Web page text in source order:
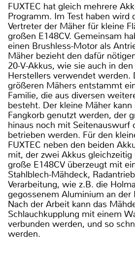
FUXTEC hat gleich mehrere
Programm. Im Test haben wird
Vertreter der Mäher für kleine
großen E148CV. Gemeinsam
einen Brushless-Motor als
Mäher bezieht den dafür
20-V-Akkus, wie sie auch in
Herstellers verwendet werden.
größeren Mähers entstammt
Familie, die aus diversen
besteht. Der kleine Mäher
Fangkorb genutzt werden, der
hinaus noch mit Seitenauswurf
betrieben werden. Für den
FUXTEC neben den beiden
mit, der zwei Akkus gleichzeitig
große E148CV überzeugt mit
Stahlblech-Mähdeck,
Verarbeitung, wie z.B. die
gegossenem Aluminium an der
Nach der Arbeit kann das
Schlauchkupplung mit einem
verbunden werden, und so
werden.